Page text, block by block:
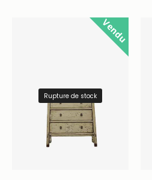
Vendu
Rupture de stock